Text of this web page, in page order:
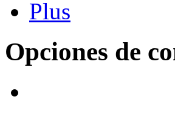
Opciones de